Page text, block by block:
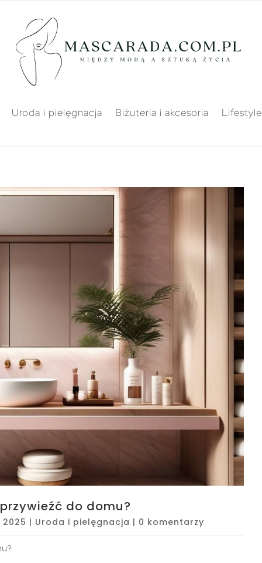
Uroda i pielęgnacja Biżuteria i akcesoria Lifestyle
do domu?
2025 | Uroda i pielęgnacja | 0 komentarzy